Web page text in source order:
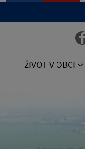
ŽIVOT V OBCI